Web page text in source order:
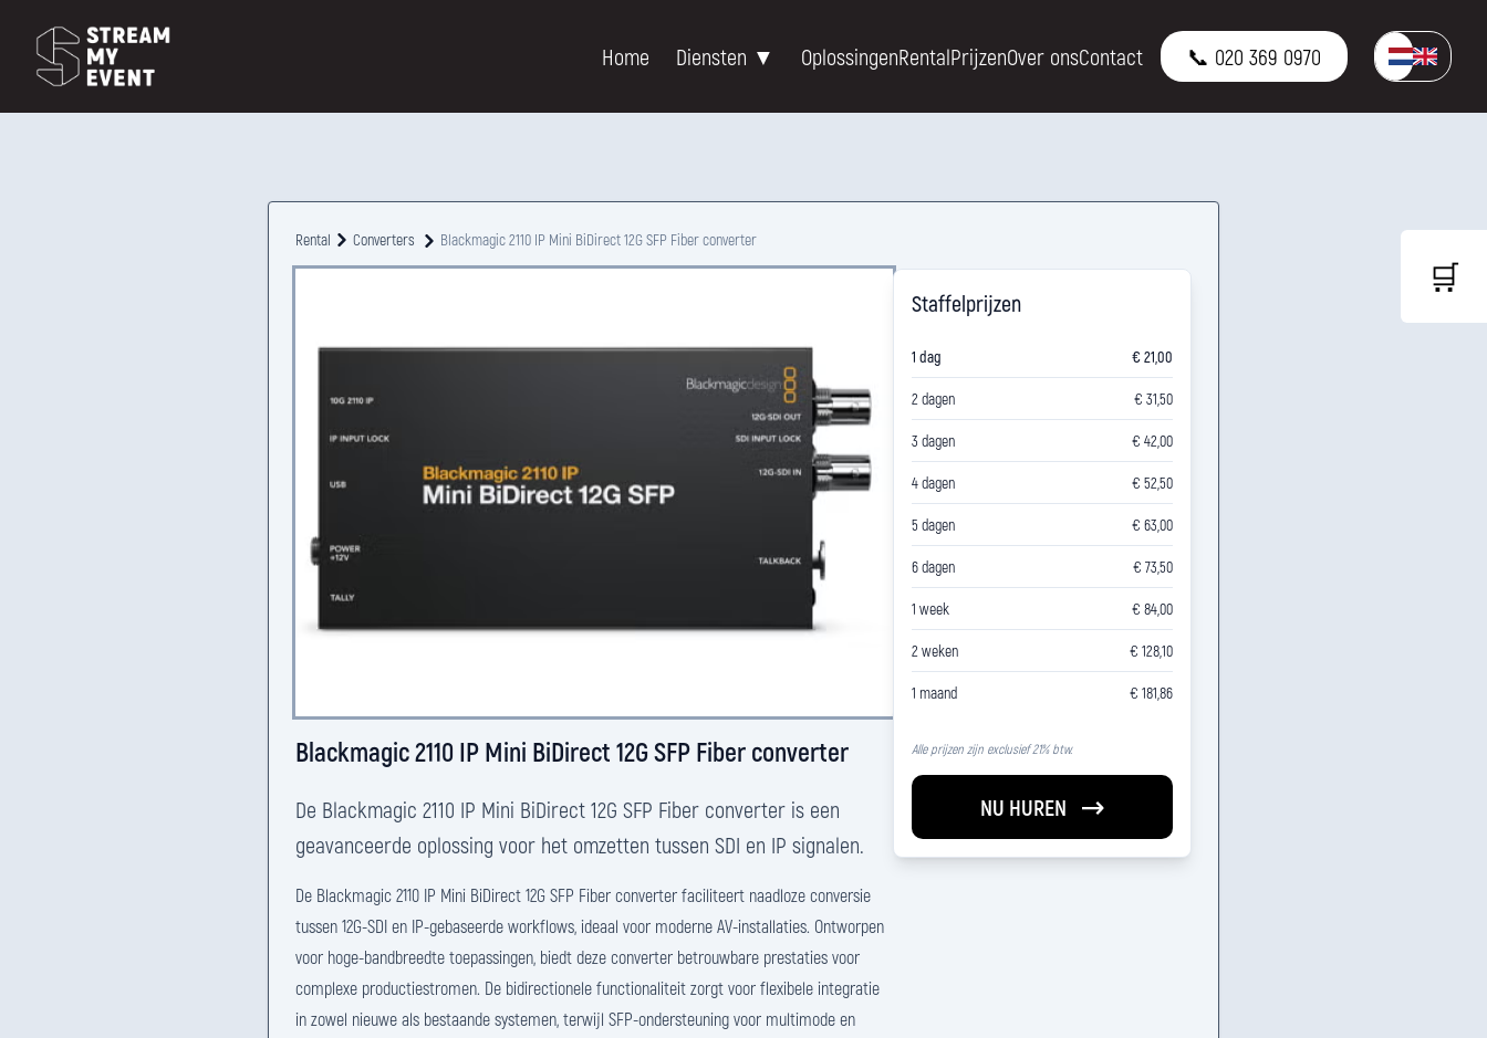
Home Diensten ▼ OplossingenRentalPrijzenOver onsContact 📞 020 369 0970
Rental Converters Blackmagic 2110 IP Mini BiDirect 12G SFP Fiber converter
Blackmagic 2110 IP Mini BiDirect 12G SFP Fiber converter
De Blackmagic 2110 IP Mini BiDirect 12G SFP Fiber converter is een
geavanceerde oplossing voor het omzetten tussen SDI en IP signalen.
De Blackmagic 2110 IP Mini BiDirect 12G SFP Fiber converter faciliteert naadloze conversie
tussen 12G-SDI en IP-gebaseerde workflows, ideaal voor moderne AV-installaties. Ontworpen
voor hoge-bandbreedte toepassingen, biedt deze converter betrouwbare prestaties voor
complexe productiestromen. De bidirectionele functionaliteit zorgt voor flexibele integratie
in zowel nieuwe als bestaande systemen, terwijl SFP-ondersteuning voor multimode en
Staffelprijzen
1 dag € 21,00
2 dagen € 31,50
3 dagen € 42,00
4 dagen € 52,50
5 dagen € 63,00
6 dagen € 73,50
1 week € 84,00
2 weken € 128,10
1 maand € 181,86
Alle prijzen zijn exclusief 21% btw.
NU HUREN
🛒